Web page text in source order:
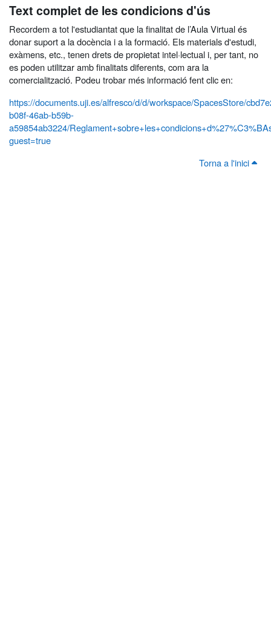
Text complet de les condicions d'ús
Recordem a tot l'estudiantat que la finalitat de l’Aula Virtual és
donar suport a la docència i a la formació. Els materials d'estudi,
exàmens, etc., tenen drets de propietat intel·lectual i, per tant, no
es poden utilitzar amb finalitats diferents, com ara la
comercialització. Podeu trobar més informació fent clic en:
https://documents.uji.es/alfresco/d/d/workspace/SpacesStore/
b08f-46ab-b59b-
a59854ab3224/
guest=true
Torna a l'inici